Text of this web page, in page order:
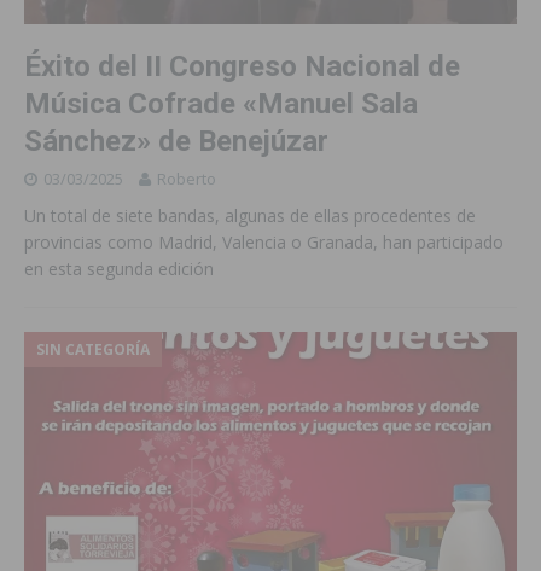
Éxito del II Congreso Nacional de
Música Cofrade «Manuel Sala
Sánchez» de Benejúzar
03/03/2025 Roberto
Un total de siete bandas, algunas de ellas procedentes de
provincias como Madrid, Valencia o Granada, han participado
en esta segunda edición
SIN CATEGORÍA